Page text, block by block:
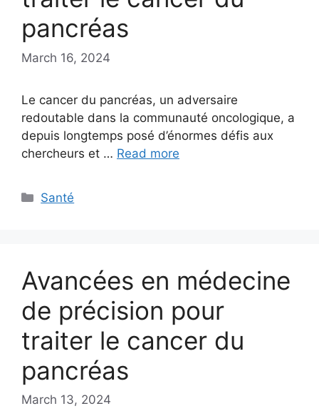
pancréas
March 16, 2024
Le cancer du pancréas, un adversaire
redoutable dans la communauté oncologique, a
depuis longtemps posé d’énormes défis aux
chercheurs et … Read more
Categories
Santé
Avancées en médecine
de précision pour
traiter le cancer du
pancréas
March 13, 2024